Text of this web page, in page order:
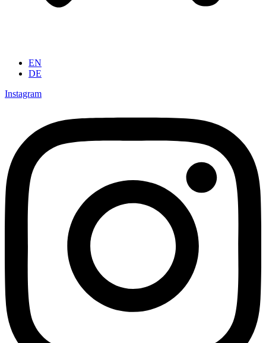
EN
DE
Instagram